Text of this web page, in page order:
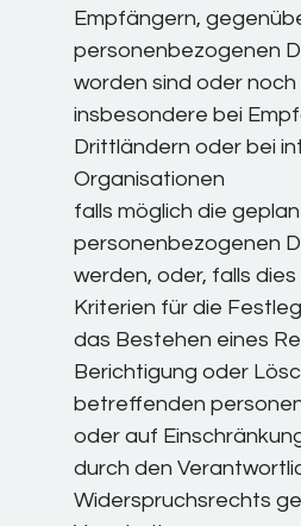
Empfängern,
personenbezogenen
worden sind oder
insbesondere bei
Drittländern oder bei
Organisationen
falls möglich die
personenbezogenen
werden, oder, falls
Kriterien für die
das Bestehen eines
Berichtigung oder
betreffenden
oder auf
durch den
Widerspruchsrechts